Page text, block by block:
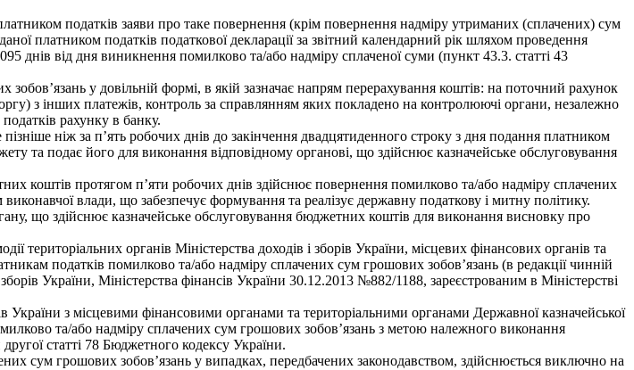
податків заяви про таке повернення (крім повернення надміру утриманих (сплачених) сум
платником податків податкової декларації за звітний календарний рік шляхом проведення
днів від дня виникнення помилково та/або надміру сплаченої суми (пункт 43.3. статті 43
у довільній формі, в якій зазначає напрям перерахування коштів: на поточний рахунок
з інших платежів, контроль за справлянням яких покладено на контролюючі органи, незалежно
рахунку в банку.
ніж за п’ять робочих днів до закінчення двадцятиденного строку з дня подання платником
та подає його для виконання відповідному органові, що здійснює казначейське обслуговування
коштів протягом п’яти робочих днів здійснює повернення помилково та/або надміру сплачених
влади, що забезпечує формування та реалізує державну податкову і митну політику.
що здійснює казначейське обслуговування бюджетних коштів для виконання висновку про
органів Міністерства доходів і зборів України, місцевих фінансових органів та
податків помилково та/або надміру сплачених сум грошових зобов’язань (в редакції чинній
України, Міністерства фінансів України 30.12.2013 №882/1188, зареєстрованим в Міністерстві
України з місцевими фінансовими органами та територіальними органами Державної казначейської
та/або надміру сплачених сум грошових зобов’язань з метою належного виконання
статті 78 Бюджетного кодексу України.
сум грошових зобов’язань у випадках, передбачених законодавством, здійснюється виключно на